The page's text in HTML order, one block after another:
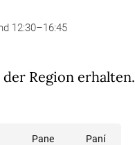
12:30–16:45
der Region erhalten.
Pane Paní